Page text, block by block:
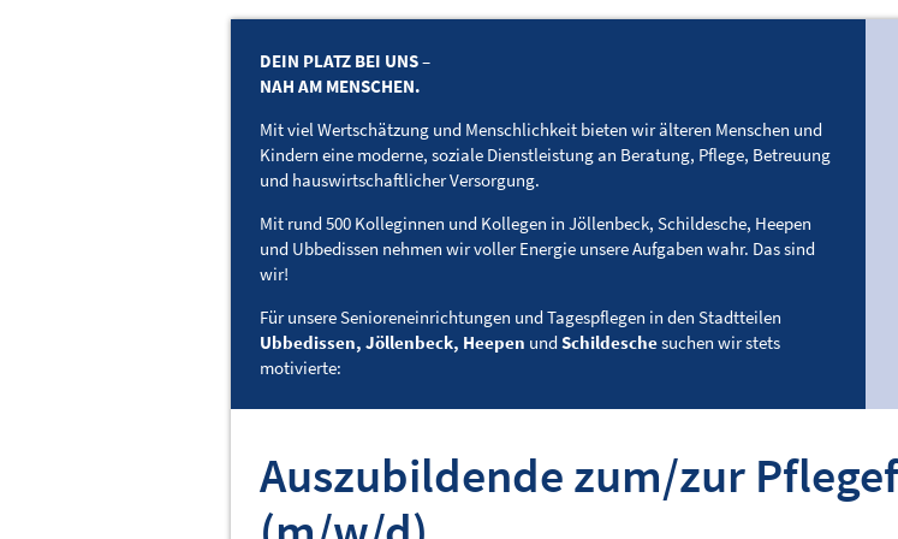
DEIN PLATZ BEI UNS –
NAH AM MENSCHEN.
Mit viel Wertschätzung und Menschlichkeit bieten wir älteren Menschen und
Kindern eine moderne, soziale Dienstleistung an Beratung, Pflege, Betreuung
und hauswirtschaftlicher Versorgung.
Mit rund 500 Kolleginnen und Kollegen in Jöllenbeck, Schildesche, Heepen
und Ubbedissen nehmen wir voller Energie unsere Aufgaben wahr. Das sind
wir!
Für unsere Senioreneinrichtungen und Tagespflegen in den Stadtteilen
Ubbedissen, Jöllenbeck, Heepen und Schildeschesuchen wir stets
motivierte:
Auszubildende zum/zur